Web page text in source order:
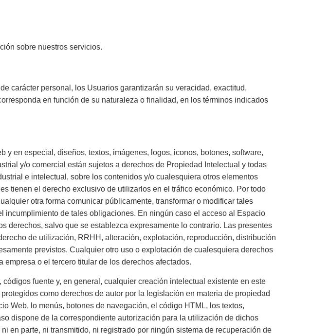
sobre nuestros servicios.
carácter personal, los Usuarios garantizarán su veracidad, exactitud,
en función de su naturaleza o finalidad, en los términos indicados
en especial, diseños, textos, imágenes, logos, iconos, botones, software,
y/o comercial están sujetos a derechos de Propiedad Intelectual y todas
e intelectual, sobre los contenidos y/o cualesquiera otros elementos
tienen el derecho exclusivo de utilizarlos en el tráfico económico. Por todo
otra forma comunicar públicamente, transformar o modificar tales
de tales obligaciones. En ningún caso el acceso al Espacio
derechos, salvo que se establezca expresamente lo contrario. Las presentes
de utilización, RRHH, alteración, explotación, reproducción, distribución
previstos. Cualquier otro uso o explotación de cualesquiera derechos
o el tercero titular de los derechos afectados.
fuente y, en general, cualquier creación intelectual existente en este
como derechos de autor por la legislación en materia de propiedad
Web, lo menús, botones de navegación, el código HTML, los textos,
dispone de la correspondiente autorización para la utilización de dichos
en parte, ni transmitido, ni registrado por ningún sistema de recuperación de